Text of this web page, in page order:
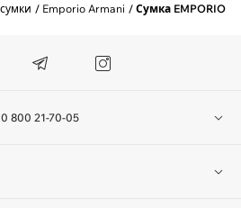
Emporio Armani Сумка EMPORIO
0 800 21-70-05